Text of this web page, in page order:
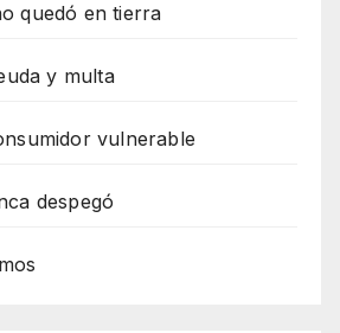
quedó en tierra
y multa
vulnerable
despegó